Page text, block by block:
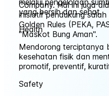
Company. Hal ini juga
inisiatif pendukung
Golden Rules (PEKA,
"Maskot Bung Aman".
melalui pengelolaan
yang bersih dan sehat.
Health
Mendorong terciptanya
kesehatan fisik dan
promotif, preventif,
Safety